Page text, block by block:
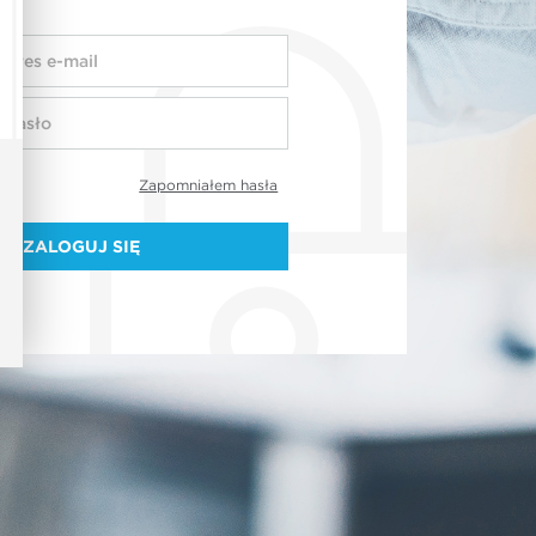
Zapomniałem hasła
ZALOGUJ SIĘ